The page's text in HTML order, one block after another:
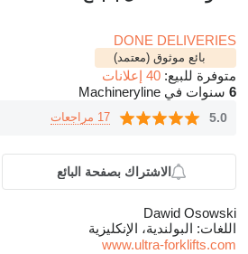
DONE DELIVERIES
بائع موثوق (معتمد)
متوفرة للبيع: 40 إعلانات
6 سنوات في Machineryline
5.0 17 مراجعات
الاشتراك بصفحة البائع
Dawid Osowski
اللغات: البولندية، الإنكليزية
www.ultra-forklifts.com